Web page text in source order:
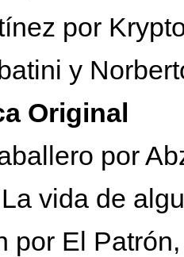
por
y
Original
por
vida de
por El